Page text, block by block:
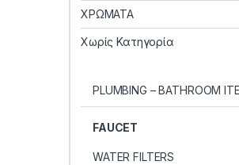
ΧΡΩΜΑΤΑ
Χωρίς Κατηγορία
PLUMBING – BATHROOM
FAUCET
WATER FILTERS